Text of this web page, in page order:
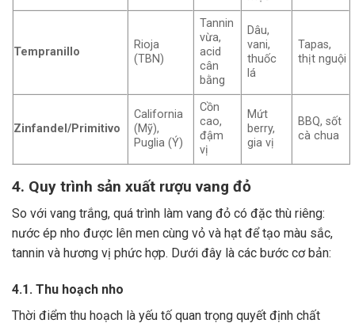
Tempranillo
Rioja
(TBN)
Tannin
vừa,
acid
cân
bằng
Dâu,
vani,
thuốc
lá
Tapas,
thịt nguội
Zinfandel/Primitivo
California
(Mỹ),
Puglia (Ý)
Cồn
cao,
đậm
vị
Mứt
berry,
gia vị
BBQ, sốt
cà chua
4. Quy trình sản xuất rượu vang đỏ
So với vang trắng, quá trình làm vang đỏ có đặc thù riêng:
nước ép nho được lên men cùng vỏ và hạt để tạo màu sắc,
tannin và hương vị phức hợp. Dưới đây là các bước cơ bản:
4.1. Thu hoạch nho
Thời điểm thu hoạch là yếu tố quan trọng quyết định chất